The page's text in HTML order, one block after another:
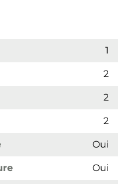
1
2
2
2
Oui
Oui